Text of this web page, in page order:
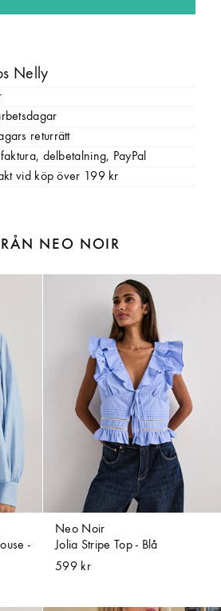
Nelly
returrätt
delbetalning, PayPal
vid köp över 199 kr
NEO NOIR
-
Neo Noir
Jolia Stripe Top - Blå
599 kr